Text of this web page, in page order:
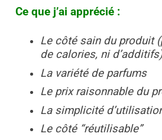
Ce que j’ai apprécié :
Le côté sain du produit
de calories, ni d’additifs)
La variété de parfums
Le prix raisonnable du
La simplicité
Le côté “réutilisable”